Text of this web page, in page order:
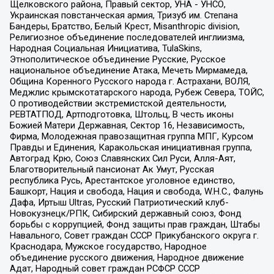
Щелковского района, Правый сектор, УНА - УНСО,
Украинская повстанческая армия, Тризуб им. Степана
Бандеры, Братство, Белый Крест, Misanthropic division,
Религиозное объединение последователей инглиизма,
Народная Социальная Инициатива, TulaSkins,
Этнополитическое объединение Русские, Русское
национальное объединение Атака, Мечеть Мирмамеда,
Община Коренного Русского народа г. Астрахани, ВОЛЯ,
Меджлис крымскотатарского народа, Рубеж Севера, ТОЙС,
О противодействии экстремистской деятельности,
РЕВТАТПОД, Артподготовка, Штольц, В честь иконы
Божией Матери Державная, Сектор 16, Независимость,
Фирма, Молодежная правозащитная группа МПГ, Курсом
Правды и Единения, Каракольская инициативная группа,
Автоград Крю, Союз Славянских Сил Руси, Алля-Аят,
Благотворительный пансионат Ак Умут, Русская
республика Русь, Арестантское уголовное единство,
Башкорт, Нация и свобода, Нация и свобода, W.H.С., Фалунь
Дафа, Иртыш Ultras, Русский Патриотический клуб-
Новокузнецк/РПК, Сибирский державный союз, Фонд
борьбы с коррупцией, Фонд защиты прав граждан, Штабы
Навального, Совет граждан СССР Прикубанского округа г.
Краснодара, Мужское государство, Народное
объединение русского движения, Народное движение
Адат, Народный совет граждан РСФСР СССР